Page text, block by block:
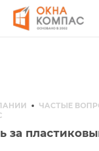
ЧАСТЫЕ
за